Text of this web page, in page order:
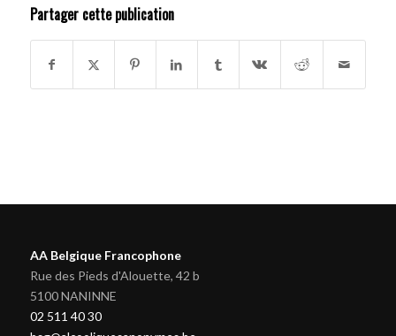
Partager cette publication
AA Belgique Francophone
Rue des Pieds d'Alouette, 42 b
5100 NANINNE
02 511 40 30